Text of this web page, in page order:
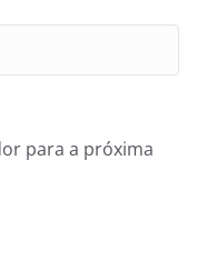
para a próxima